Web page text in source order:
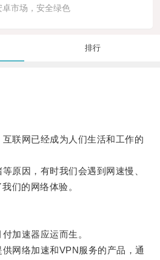
卓市场，安全绿色
排行
网已经成为人们生活和工作的
因，有时我们会遇到网速慢、
们的网络体验。
速器应运而生。
络加速和VPN服务的产品，通